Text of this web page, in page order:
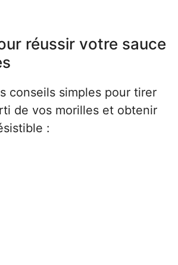
réussir votre sauce
conseils simples pour tirer
de vos morilles et obtenir
: